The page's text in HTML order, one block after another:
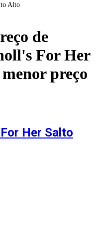
Alto
de
For Her
preço
Her Salto